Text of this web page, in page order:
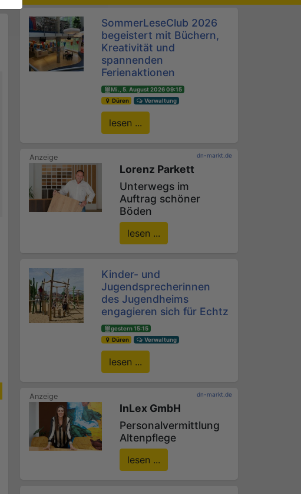
SommerLeseClub 2026
begeistert mit Büchern,
Kreativität und
spannenden
Ferienaktionen
Mi., 5. August 2026 09:15
Düren
Verwaltung
lesen ...
dn-markt.de
Lorenz Parkett
Unterwegs im
Auftrag schöner
Böden
lesen ...
Kinder- und
Jugendsprecherinnen
des Jugendheims
engagieren sich für Echtz
gestern 15:15
Düren
Verwaltung
lesen ...
dn-markt.de
InLex GmbH
Personalvermittlung
Altenpflege
lesen ...